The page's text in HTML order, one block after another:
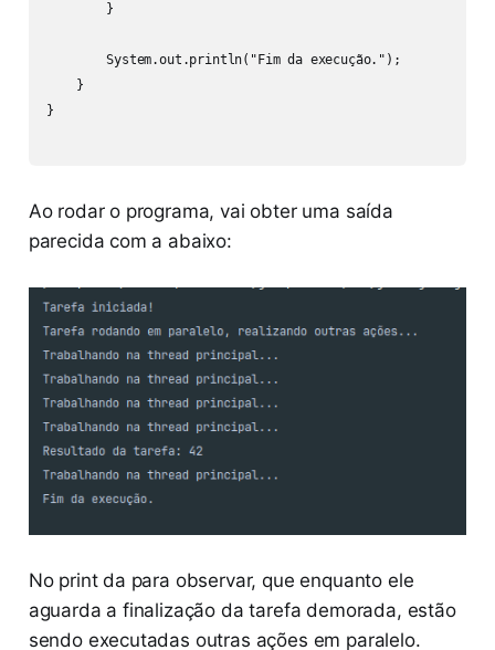
        }
        System.out.println("Fim da execução.");
    }
}
Ao rodar o programa, vai obter uma saída
parecida com a abaixo:
No print da para observar, que enquanto ele
aguarda a finalização da tarefa demorada, estão
sendo executadas outras ações em paralelo.